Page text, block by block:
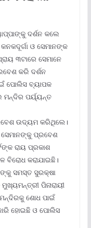
ଦର୍ଶନ କଲେ
ଓ ସେମାନଙ୍କ
୩ଟାରେ ସେମାନେ
କରି ଦର୍ଶନ
ପୋଲିସ ବ୍ୟାପକ
ମନ୍ଦିର ପର୍ୟ୍ୟନ୍ତ
ଉଦ୍ୟମ କରିଥିଲେ।
ସେମାନଙ୍କୁ ପ୍ରବେଶ
ରାୟ ପ୍ରକାଶ
ବିରୋଧ କରାଯାଇଛି।
ସମସ୍ତ ସୁରକ୍ଷା
ପିନାରାୟୀ
ଶୋଧ ପାଇଁ
ହୋଇଛି ଓ ପୋଲିସ